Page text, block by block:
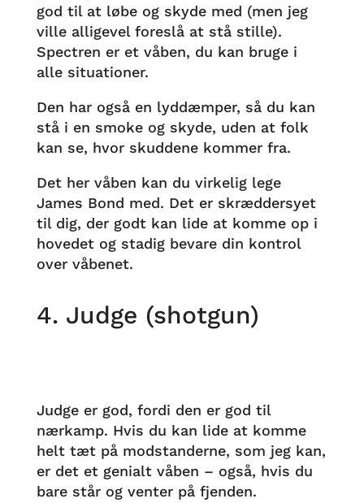
god til at løbe og skyde med (men jeg
ville alligevel foreslå at stå stille).
Spectren er et våben, du kan bruge i
alle situationer.
Den har også en lyddæmper, så du kan
stå i en smoke og skyde, uden at folk
kan se, hvor skuddene kommer fra.
Det her våben kan du virkelig lege
James Bond med. Det er skræddersyet
til dig, der godt kan lide at komme op i
hovedet og stadig bevare din kontrol
over våbenet.
4. Judge (shotgun)
Judge er god, fordi den er god til
nærkamp. Hvis du kan lide at komme
helt tæt på modstanderne, som jeg kan,
er det et genialt våben – også, hvis du
bare står og venter på fjenden.